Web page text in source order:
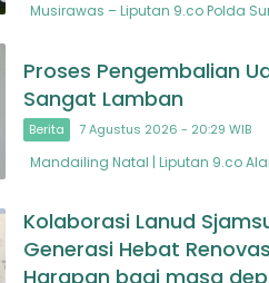
Musirawas – Liputan 9.co Polda
Proses Pengembalian
Sangat Lamban
Berita 7 Agustus 2026 - 20:29 WIB
Mandailing Natal | Liputan 9.co
Kolaborasi Lanud
Generasi Hebat
Harapan bagi masa